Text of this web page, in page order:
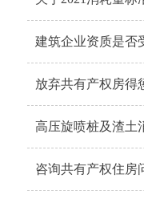
建筑企业资质是否
放弃共有产权房得
高压旋喷桩及渣土
咨询共有产权住房